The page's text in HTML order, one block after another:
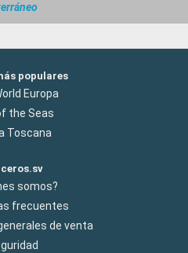
populares
Europa
the Seas
Toscana
somos?
frecuentes
de venta